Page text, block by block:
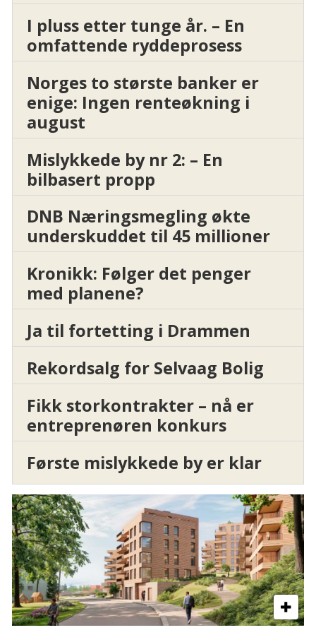
I pluss etter tunge år. – En
omfattende ryddeprosess
Norges to største banker er
enige: Ingen renteøkning i
august
Mislykkede by nr 2: – En
bilbasert propp
DNB Næringsmegling økte
underskuddet til 45 millioner
Kronikk: Følger det penger
med planene?
Ja til fortetting i Drammen
Rekordsalg for Selvaag Bolig
Fikk storkontrakter – nå er
entreprenøren konkurs
Første mislykkede by er klar